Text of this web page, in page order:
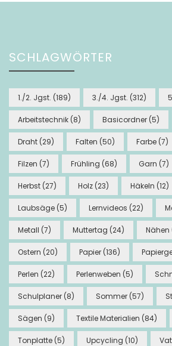
SCHLAGWÖRTER
1./2. Jgst. (189) 3./4. Jgst. (312)
Arbeitstechnik (8) Basicordner (5)
Draht (29) Falten (50) Farbe (7)
Filzen (7) Frühling (68) Garn (7)
Herbst (27) Holz (23) Häkeln (12)
Laubsäge (5) Lernvideos (22)
Metall (7) Muttertag (24) Nähen
Ostern (20) Papier (136)
Perlen (22) Perlenweben (5)
Schulplaner (8) Sommer (57)
Sägen (9) Textile Materialien (84)
Tonplatte (5) Upcycling (10)